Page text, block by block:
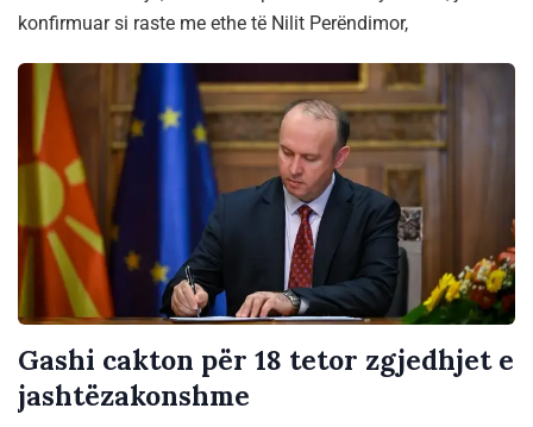
konfirmuar si raste me ethe të Nilit Perëndimor,
Gashi cakton për 18 tetor zgjedhjet e
jashtëzakonshme